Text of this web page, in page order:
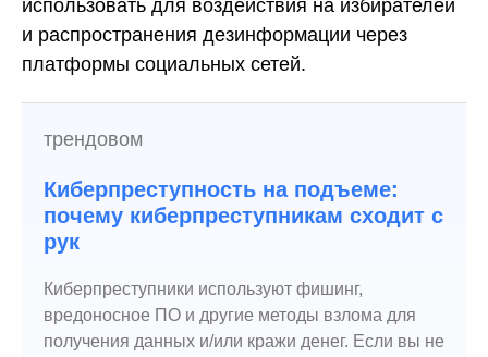
использовать для воздействия на избирателей
и распространения дезинформации через
платформы социальных сетей.
трендовом
Киберпреступность на подъеме:
почему киберпреступникам сходит с
рук
Киберпреступники используют фишинг,
вредоносное ПО и другие методы взлома для
получения данных и/или кражи денег. Если вы не